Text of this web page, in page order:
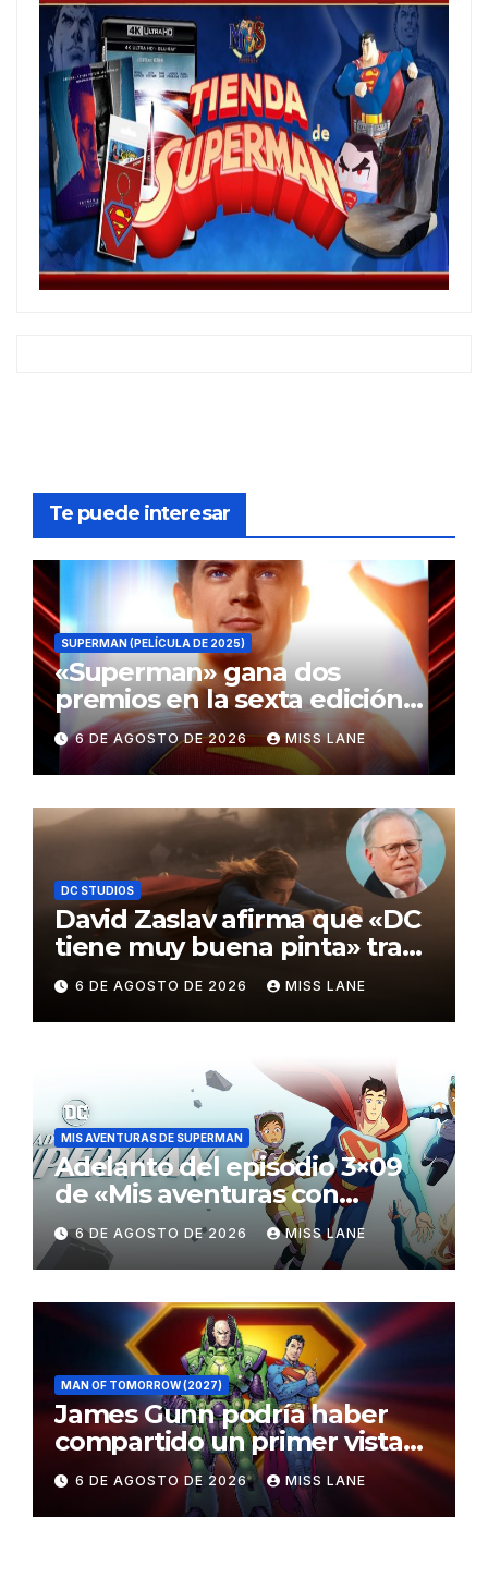
Te puede interesar
SUPERMAN (PELÍCULA DE 2025)
«Superman» gana dos
premios en la sexta edición
de los Critics Choice Super
Awards
6 DE AGOSTO DE 2026 MISS LANE
DC STUDIOS
David Zaslav afirma que «DC
tiene muy buena pinta» tras
el fracaso de «Supergirl»
6 DE AGOSTO DE 2026 MISS LANE
MIS AVENTURAS DE SUPERMAN
Adelanto del episodio 3×09
de «Mis aventuras con
Superman»
6 DE AGOSTO DE 2026 MISS LANE
MAN OF TOMORROW (2027)
James Gunn podría haber
compartido un primer vistazo
al traje de Brainiac
6 DE AGOSTO DE 2026 MISS LANE